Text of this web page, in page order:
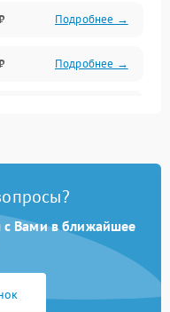
Подробнее →
Подробнее →
с Вами в ближайшее